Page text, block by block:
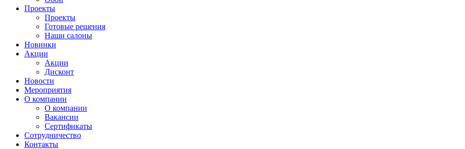
Проекты
Проекты
Готовые решения
Наши салоны
Новинки
Акции
Акции
Дисконт
Новости
Мероприятия
О компании
О компании
Вакансии
Сертификаты
Сотрудничество
Контакты